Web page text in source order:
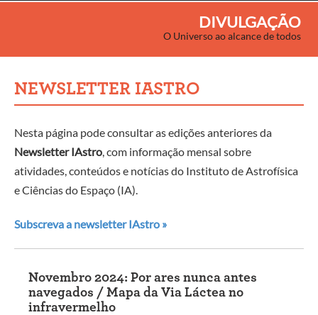
DIVULGAÇÃO
O Universo ao alcance de todos
NEWSLETTER IASTRO
Nesta página pode consultar as edições anteriores da
Newsletter IAstro, com informação mensal sobre
atividades, conteúdos e notícias do Instituto de Astrofísica
e Ciências do Espaço (IA).
Subscreva a newsletter IAstro »
Novembro 2024: Por ares nunca antes
navegados / Mapa da Via Láctea no
infravermelho